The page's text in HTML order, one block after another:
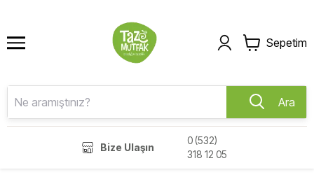
Sepetim
Ara
Bize Ulaşın
0 (532)
318 12 05